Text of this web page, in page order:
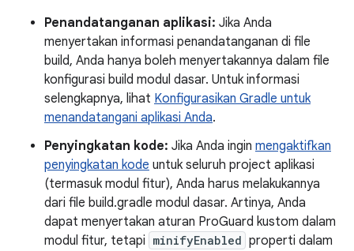
Penandatanganan aplikasi: Jika Anda
menyertakan informasi penandatanganan di file
build, Anda hanya boleh menyertakannya dalam file
konfigurasi build modul dasar. Untuk informasi
selengkapnya, lihat Konfigurasikan Gradle untuk
menandatangani aplikasi Anda.
Penyingkatan kode: Jika Anda ingin mengaktifkan
penyingkatan kode untuk seluruh project aplikasi
(termasuk modul fitur), Anda harus melakukannya
dari file build.gradle modul dasar. Artinya, Anda
dapat menyertakan aturan ProGuard kustom dalam
modul fitur, tetapi minifyEnabled properti dalam